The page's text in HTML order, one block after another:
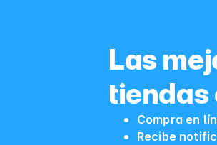
Las
tiendas
Compra en
Recibe